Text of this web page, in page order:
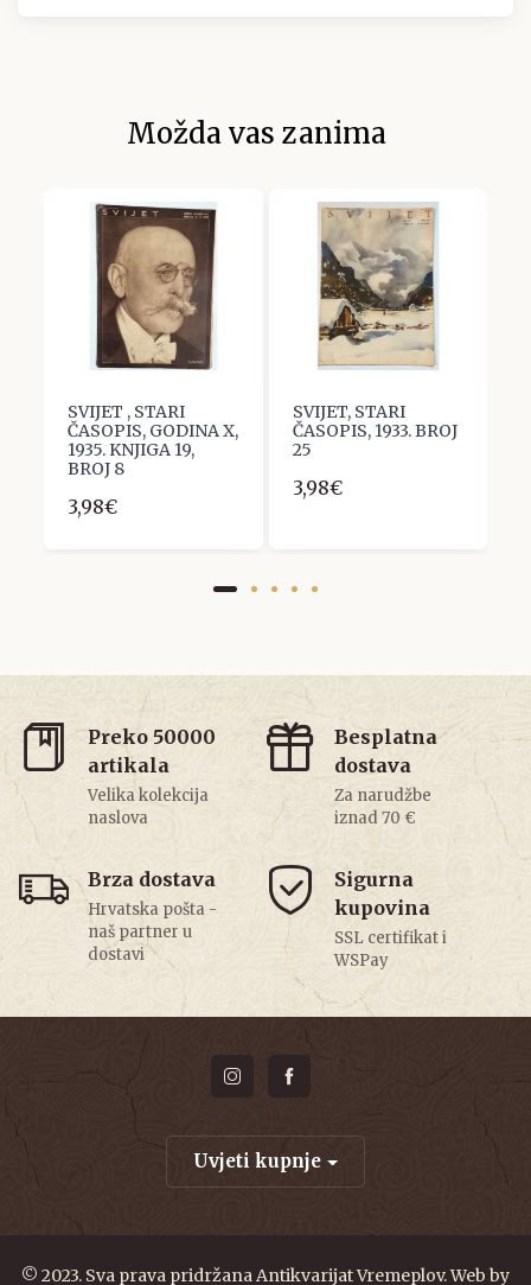
Možda vas zanima
SVIJET , STARI
ČASOPIS, GODINA X,
1935. KNJIGA 19,
BROJ 8
3,98€
SVIJET, STARI
ČASOPIS, 1933. BROJ
25
3,98€
Preko 50000
artikala
Velika kolekcija
naslova
Besplatna
dostava
Za narudžbe
iznad 70 €
Brza dostava
Hrvatska pošta -
naš partner u
dostavi
Sigurna
kupovina
SSL certifikat i
WSPay
Uvjeti kupnje
© 2023. Sva prava pridržana Antikvarijat Vremeplov. Web by